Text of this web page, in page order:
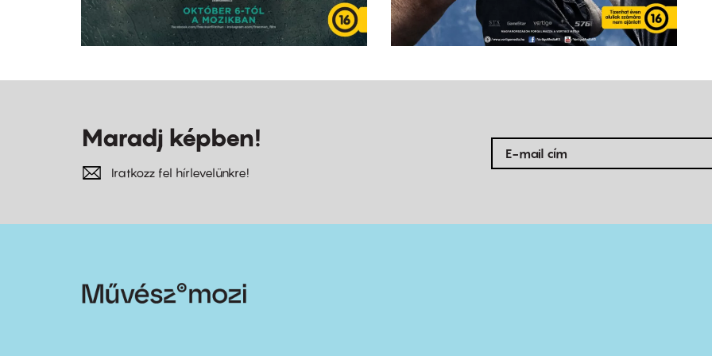
Maradj képben!
Iratkozz fel hírlevelünkre!